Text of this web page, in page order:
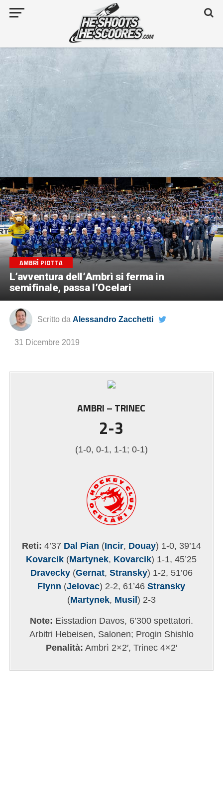
AMBRÌ PIOTTA
L’avventura dell’Ambrì si ferma in
semifinale, passa l’Ocelari
Scritto da Alessandro Zacchetti
31 Dicembre 2019
AMBRI – TRINEC
2-3
(1-0, 0-1, 1-1; 0-1)
Reti: 4’37 Dal Pian (Incir, Douay) 1-0, 39’14
Kovarcik (Martynek, Kovarcik) 1-1, 45’25
Dravecky(Gernat, Stransky) 1-2, 51’06
Flynn (Jelovac) 2-2, 61’46Stransky
(Martynek, Musil) 2-3
Note: Eisstadion Davos, 6’300 spettatori.
Arbitri Hebeisen, Salonen; Progin Shishlo
Penalità: Ambrì 2×2′, Trinec 4×2′